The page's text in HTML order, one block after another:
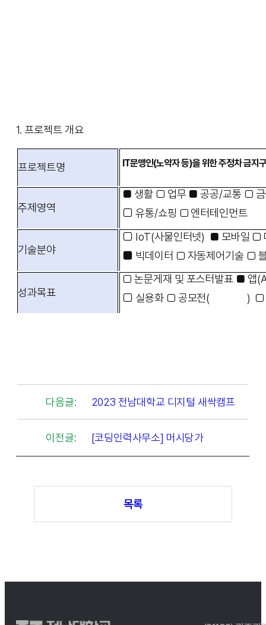
1. 프로젝트 개요
프로젝트명 IT문맹인(노약자 등)을 위한 주정차 금지
주제영역
■ 생활 □ 업무 ■공공/교통 □
□ 유통/쇼핑 □ 엔터테인먼트
기술분야
□ IoT(사물인터넷) ■ 모바일 □
■ 빅데이터 □ 자동제어기술 □
성과목표
□논문게재 및 포스터발표 ■ 앱
□ 실용화 □ 공모전( )
다음글: 2023 전남대학교 디지털 새싹캠프
이전글: [코딩인력사무소] 머시당가
목록